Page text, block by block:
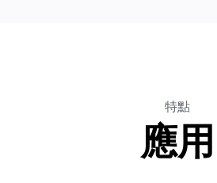
特點
應用